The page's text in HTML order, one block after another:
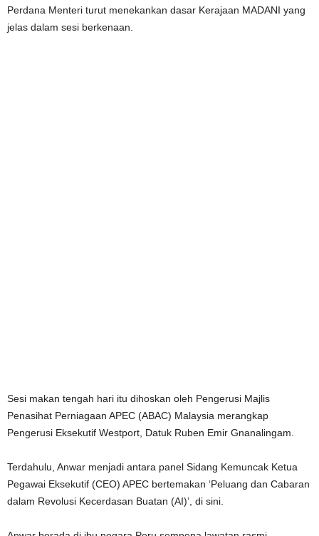
Perdana Menteri turut menekankan dasar Kerajaan MADANI yang
jelas dalam sesi berkenaan.
Sesi makan tengah hari itu dihoskan oleh Pengerusi Majlis
Penasihat Perniagaan APEC (ABAC) Malaysia merangkap
Pengerusi Eksekutif Westport, Datuk Ruben Emir Gnanalingam.
Terdahulu, Anwar menjadi antara panel Sidang Kemuncak Ketua
Pegawai Eksekutif (CEO) APEC bertemakan ‘Peluang dan Cabaran
dalam Revolusi Kecerdasan Buatan (AI)’, di sini.